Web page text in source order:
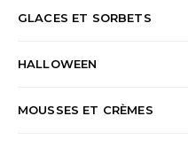
GLACES ET SORBETS
HALLOWEEN
MOUSSES ET CRÈMES